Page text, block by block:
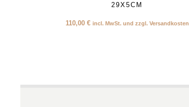
29X5CM
110,00 € incl. MwSt. und zzgl. Versandkosten